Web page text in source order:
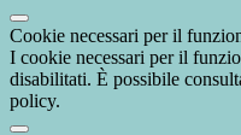
Cookie necessari per il
I cookie necessari per il
disabilitati. È possibile
policy.